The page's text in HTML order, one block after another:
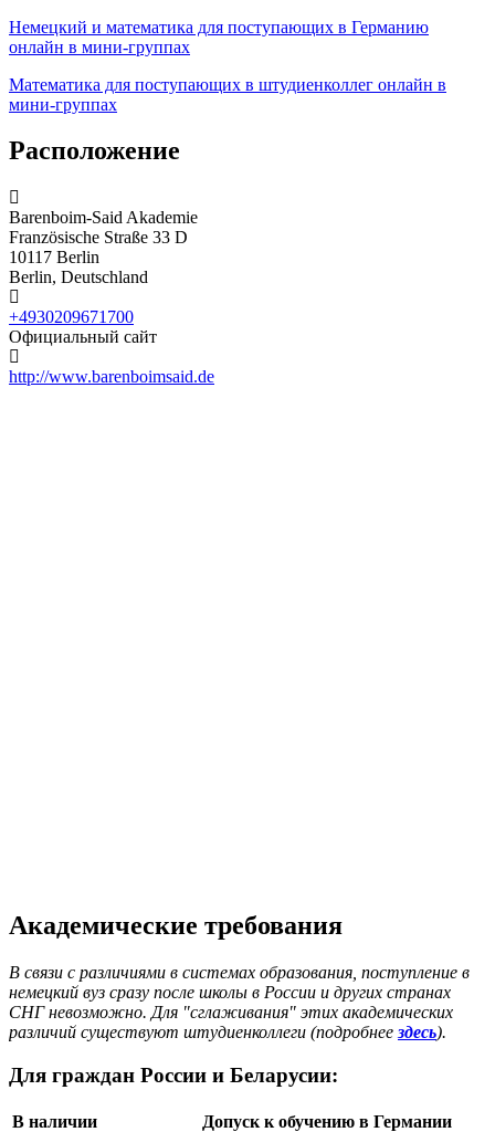
Немецкий и математика для поступающих в Германию
онлайн в мини-группах
Математика для поступающих в штудиенколлег онлайн в
мини-группах
Расположение
Barenboim-Said Akademie
Französische Straße 33 D
10117 Berlin
Berlin, Deutschland
+4930209671700
Официальный сайт
http://www.barenboimsaid.de
Академические требования
В связи с различиями в системах образования, поступление в
немецкий вуз сразу после школы в России и других странах
СНГ невозможно. Для "сглаживания" этих академических
различий существуют штудиенколлеги (подробнее здесь).
Для граждан России и Беларусии:
В наличии
Допуск к обучению в Германии